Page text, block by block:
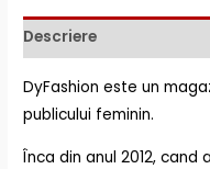
Descriere
DyFashion este un
publicului feminin.
Înca din anul 2012,